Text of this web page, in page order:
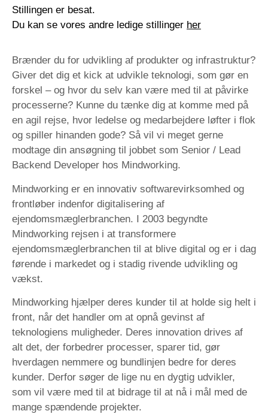
Stillingen er besat.
Du kan se vores andre ledige stillinger her
Brænder du for udvikling af produkter og infrastruktur?
Giver det dig et kick at udvikle teknologi, som gør en
forskel – og hvor du selv kan være med til at påvirke
processerne? Kunne du tænke dig at komme med på
en agil rejse, hvor ledelse og medarbejdere løfter i flok
og spiller hinanden gode? Så vil vi meget gerne
modtage din ansøgning til jobbet som Senior / Lead
Backend Developer hos Mindworking.
Mindworking er en innovativ softwarevirksomhed og
frontløber indenfor digitalisering af
ejendomsmæglerbranchen. I 2003 begyndte
Mindworking rejsen i at transformere
ejendomsmæglerbranchen til at blive digital og er i dag
førende i markedet og i stadig rivende udvikling og
vækst.
Mindworking hjælper deres kunder til at holde sig helt i
front, når det handler om at opnå gevinst af
teknologiens muligheder. Deres innovation drives af
alt det, der forbedrer processer, sparer tid, gør
hverdagen nemmere og bundlinjen bedre for deres
kunder. Derfor søger de lige nu en dygtig udvikler,
som vil være med til at bidrage til at nå i mål med de
mange spændende projekter.